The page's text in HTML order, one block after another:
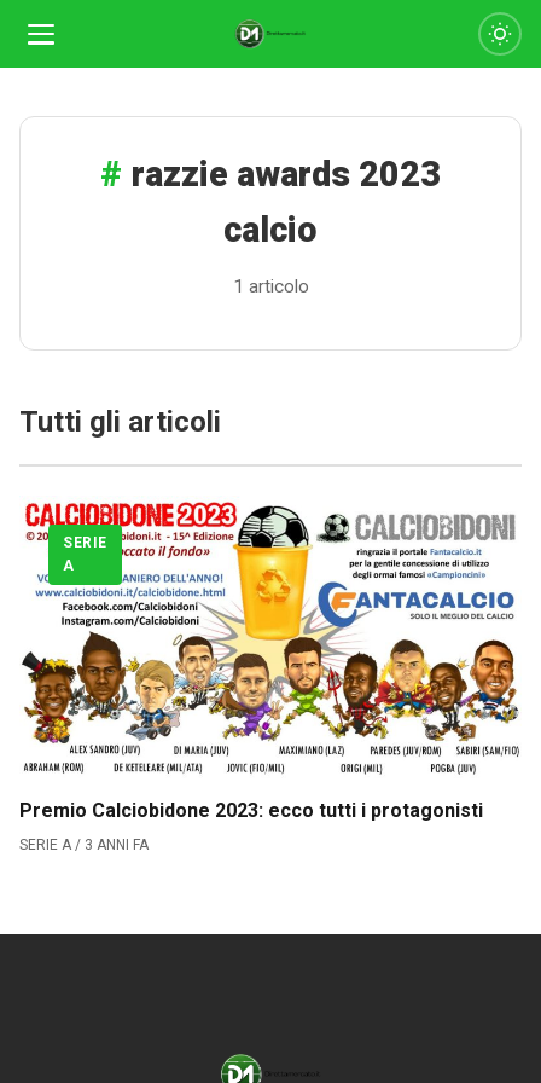
Serie B
CLASSIFICA SERIE B
Contatti
Collabora con noi
razzie awards 2023
calcio
1 articolo
Tutti gli articoli
SERIE
A
Premio Calciobidone 2023: ecco tutti i protagonisti
SERIE A / 3 ANNI FA